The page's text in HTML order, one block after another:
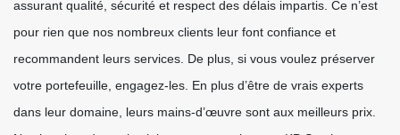
assurant qualité, sécurité et respect des délais impartis. Ce n’est
pour rien que nos nombreux clients leur font confiance et
recommandent leurs services. De plus, si vous voulez préserver
votre portefeuille, engagez-les. En plus d’être de vrais experts
dans leur domaine, leurs mains-d’œuvre sont aux meilleurs prix.